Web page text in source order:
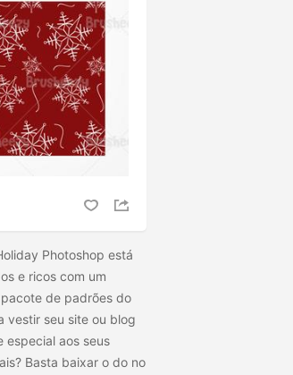
Photoshop está
e ricos com um
de padrões do
vestir seu site ou blog
especial aos seus
Basta baixar o do no